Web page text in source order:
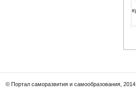
© Портал саморазвития и самообразования, 2014